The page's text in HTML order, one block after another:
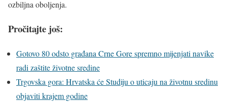
ozbiljna oboljenja.
Pročitajte još:
Gotovo 80 odsto građana Crne Gore spremno mijenjati navike
radi zaštite životne sredine
Trgovska gora: Hrvatska će Studiju o uticaju na životnu sredinu
objaviti krajem godine